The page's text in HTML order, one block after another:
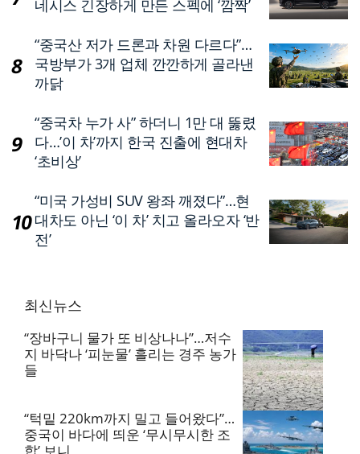
네시스 긴장하게 만든 스펙에 ‘깜짝’
“중국산 저가 드론과 차원 다르다”…
국방부가 3개 업체 깐깐하게 골라낸
까닭
“중국차 누가 사” 하더니 1만 대 뚫렸
다…’이 차’까지 한국 진출에 현대차
‘초비상’
“미국 가성비 SUV 왕좌 깨졌다”…현
대차도 아닌 ‘이 차’ 치고 올라오자 ‘반
전’
최신뉴스
“장바구니 물가 또 비상나나”…저수
지 바닥나 ‘피눈물’ 흘리는 경주 농가
들
“턱밑 220km까지 밀고 들어왔다”…
중국이 바다에 띄운 ‘무시무시한 조